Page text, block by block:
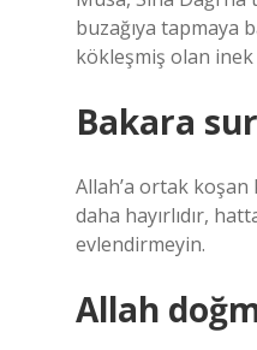
buzağıya tapmaya
kökleşmiş olan inek
Bakara
Allah’a ortak
daha hayırlıdır,
evlendirmeyin.
Allah